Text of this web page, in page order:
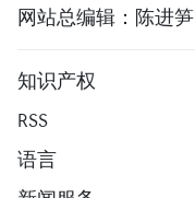
网站总编辑：陈进笋
知识产权
RSS
语言